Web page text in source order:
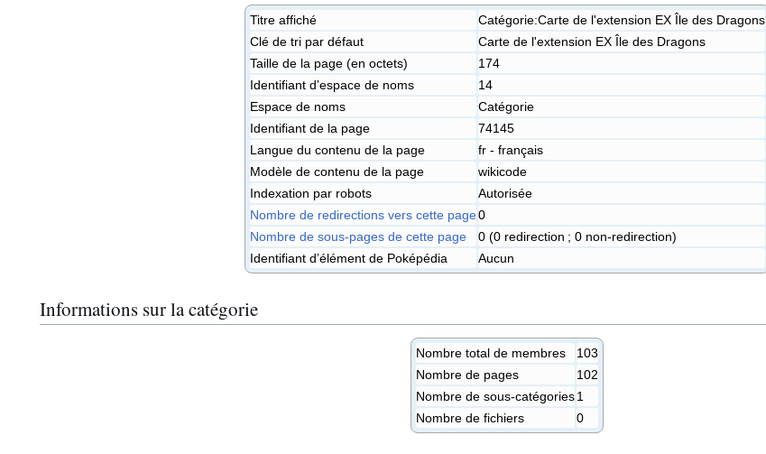
Titre affiché
Catégorie:Carte de l'extension EX Île des Dragons
Clé de tri par défaut
Carte de l'extension EX Île des Dragons
Taille de la page (en octets)
174
Identifiant dʼespace de noms
14
Espace de noms
Catégorie
Identifiant de la page
74145
Langue du contenu de la page
fr - français
Modèle de contenu de la page
wikicode
Indexation par robots
Autorisée
Nombre de redirections vers cette page0
Nombre de sous-pages de cette page
0 (0 redirection ; 0 non-redirection)
Identifiant d’élément de Poképédia
Aucun
Informations sur la catégorie
Nombre total de membres
103
Nombre de pages
102
Nombre de sous-catégories1
Nombre de fichiers
0